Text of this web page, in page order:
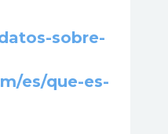
sobre-
es/que-es-